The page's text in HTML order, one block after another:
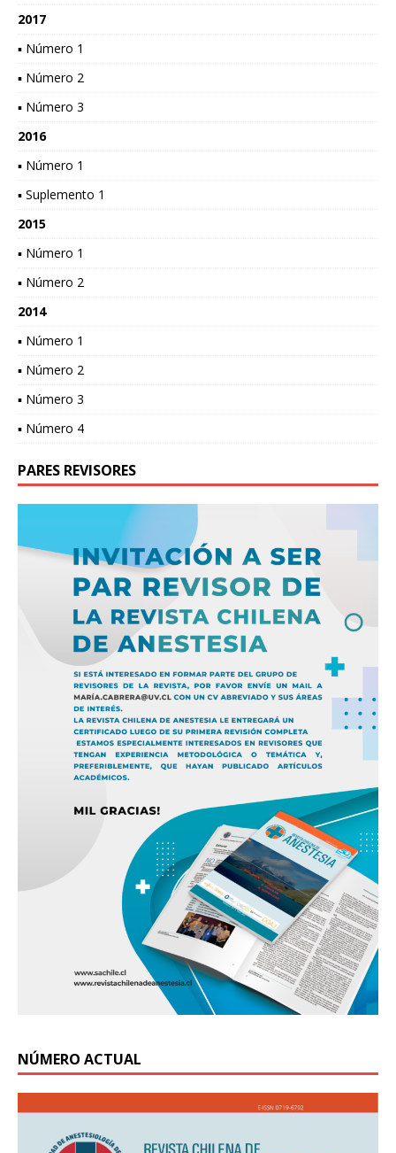
2017
▪ Número 1
▪ Número 2
▪ Número 3
2016
▪ Número 1
▪ Suplemento 1
2015
▪ Número 1
▪ Número 2
2014
▪ Número 1
▪ Número 2
▪ Número 3
▪ Número 4
PARES REVISORES
NÚMERO ACTUAL